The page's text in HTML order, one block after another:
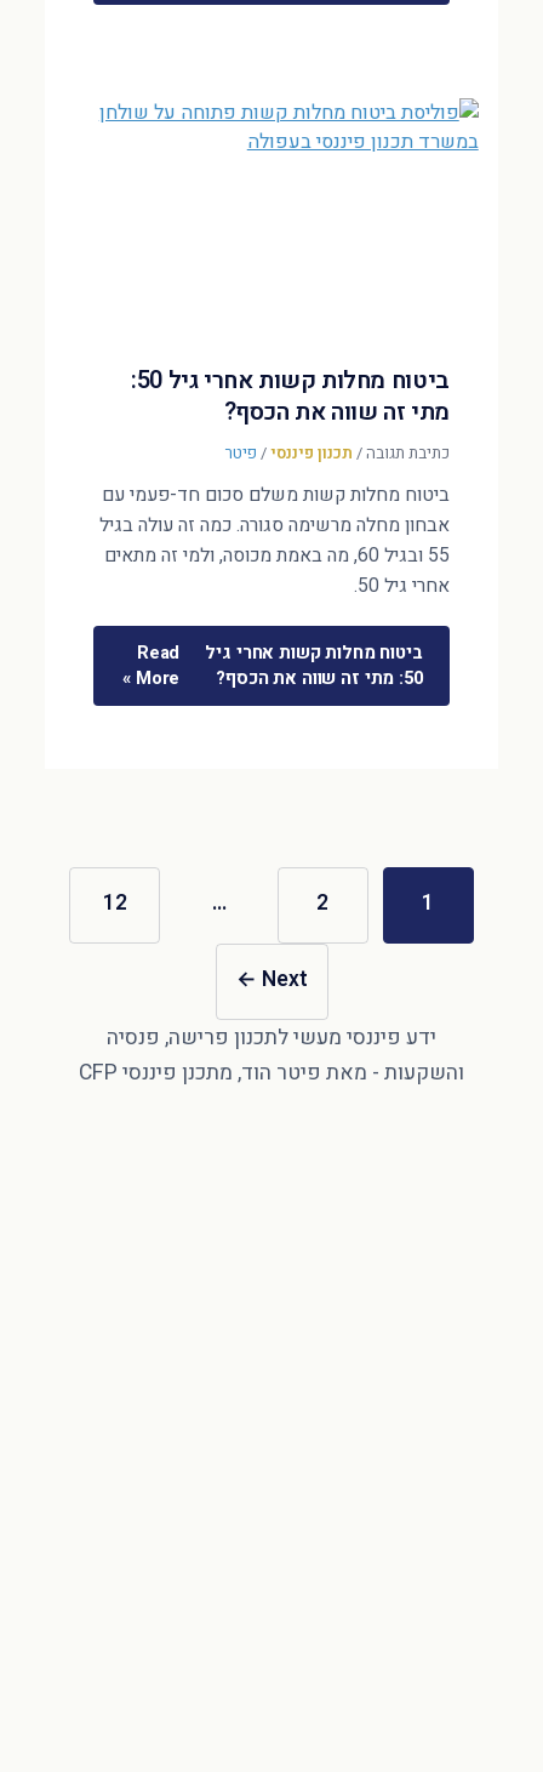
ביטוח מחלות קשות אחרי גיל 50:
מתי זה שווה את הכסף?
כתיבת תגובה/ תכנון פיננסי/ פיטר
ביטוח מחלות קשות משלם סכום חד-פעמי עם
אבחון מחלה מרשימה סגורה. כמה זה עולה בגיל
55 ובגיל 60, מה באמת מכוסה, ולמי זה מתאים
אחרי גיל 50.
ביטוח מחלות קשות אחרי גיל
50: מתי זה שווה את הכסף?
Read
More »
1
2
…
12
Next
←